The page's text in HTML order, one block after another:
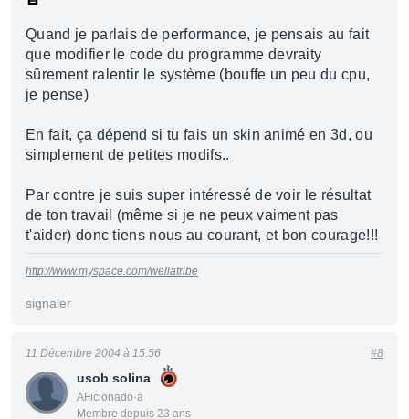
Quand je parlais de performance, je pensais au fait
que modifier le code du programme devraity
sûrement ralentir le système (bouffe un peu du cpu,
je pense)
En fait, ça dépend si tu fais un skin animé en 3d, ou
simplement de petites modifs..
Par contre je suis super intéressé de voir le résultat
de ton travail (même si je ne peux vaiment pas
t'aider) donc tiens nous au courant, et bon courage!!!
http://www.myspace.com/wellatribe
signaler
usob solina
AFicionado·a
Membre depuis 23 ans
11 Décembre 2004 à 15:56 #8